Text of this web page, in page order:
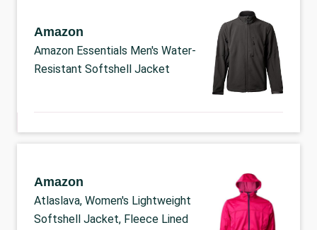
Amazon
Amazon Essentials Men's Water-
Resistant Softshell Jacket
Amazon
Atlaslava, Women's Lightweight
Softshell Jacket, Fleece Lined